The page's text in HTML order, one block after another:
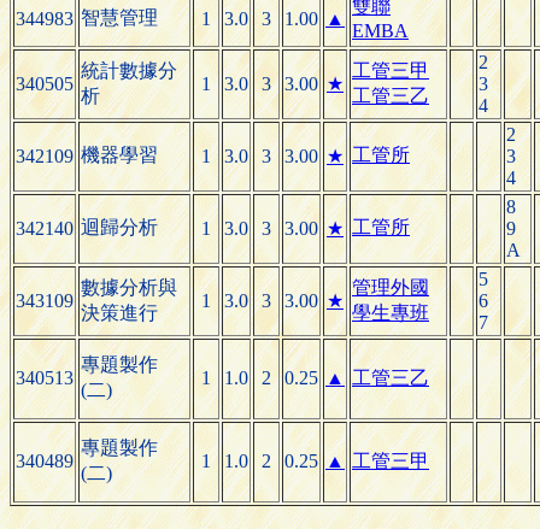
344983 智慧管理 1 3.0 3 1.00 ▲
雙聯
EMBA
340505
統計數據分
析
1 3.0 3 3.00 ★
工管三甲
工管三乙
2
3
4
342109 機器學習 1 3.0 3 3.00 ★ 工管所
2
3
4
342140 迴歸分析 1 3.0 3 3.00 ★ 工管所
8
9
A
343109
數據分析與
決策進行
1 3.0 3 3.00 ★
管理外國
學生專班
5
6
7
340513
專題製作
(二)
1 1.0 2 0.25 ▲ 工管三乙
340489
專題製作
(二)
1 1.0 2 0.25 ▲ 工管三甲